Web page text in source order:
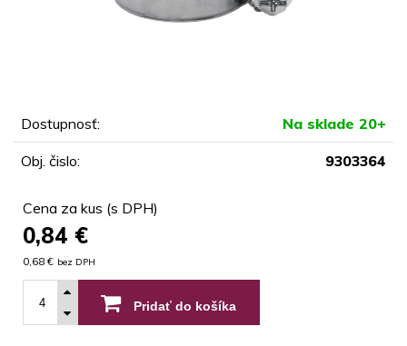
Dostupnosť: Na sklade 20+
Obj. čislo: 9303364
Cena za kus (s DPH)
0,84 €
0,68 € bez DPH
Pridať do košíka